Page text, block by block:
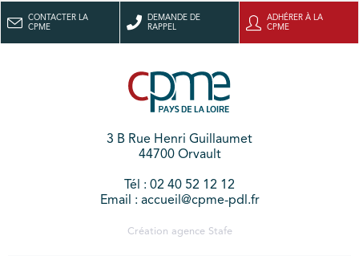
CONTACTER LA
CPME
DEMANDE DE
RAPPEL
ADHÉRER À LA
CPME
3 B Rue Henri Guillaumet
44700 Orvault
Tél : 02 40 52 12 12
Email : accueil@cpme-pdl.fr
Création agence Stafe